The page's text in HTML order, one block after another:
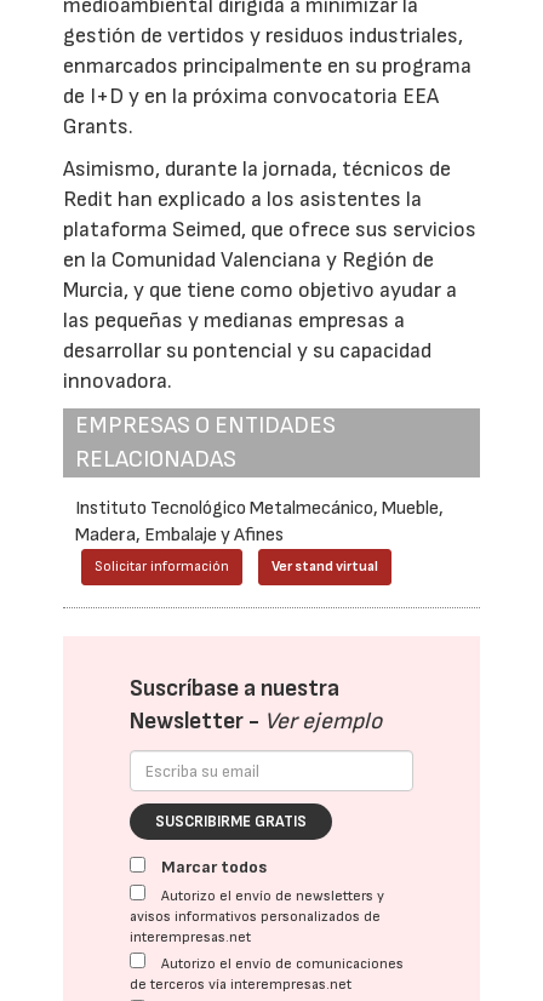
medioambiental dirigida a minimizar la
gestión de vertidos y residuos industriales,
enmarcados principalmente en su programa
de I+D y en la próxima convocatoria EEA
Grants.
Asimismo, durante la jornada, técnicos de
Redit han explicado a los asistentes la
plataforma Seimed, que ofrece sus servicios
en la Comunidad Valenciana y Región de
Murcia, y que tiene como objetivo ayudar a
las pequeñas y medianas empresas a
desarrollar su pontencial y su capacidad
innovadora.
EMPRESAS O ENTIDADES
RELACIONADAS
Instituto Tecnológico Metalmecánico, Mueble,
Madera, Embalaje y Afines
Solicitar información Ver stand virtual
Suscríbase a nuestra
Newsletter - Ver ejemplo
SUSCRIBIRME GRATIS
Marcar todos
Autorizo el envío de newsletters y
avisos informativos personalizados de
interempresas.net
Autorizo el envío de comunicaciones
de terceros vía interempresas.net